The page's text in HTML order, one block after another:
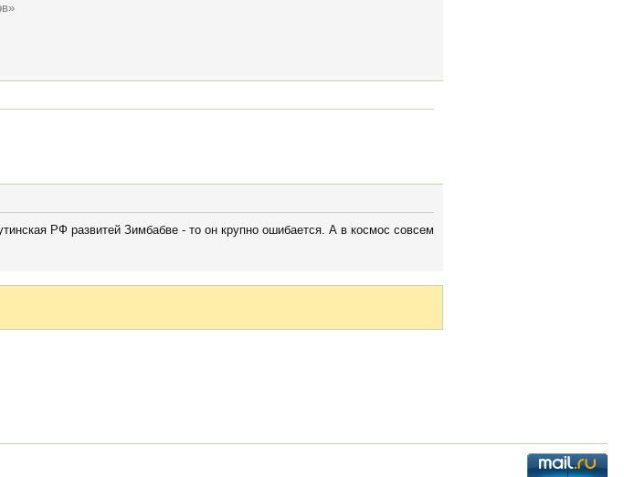
РФ развитей Зимбабве - то он крупно ошибается. А в космос совсем